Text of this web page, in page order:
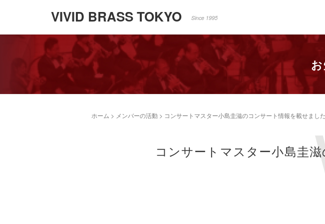
VIVID BRASS TOKYO Since 1995
ホーム > メンバーの活動 > コンサートマスター小島圭滋のコンサート情報を載せました
コンサートマスター小島圭